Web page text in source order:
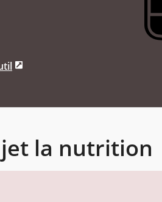
la nutrition